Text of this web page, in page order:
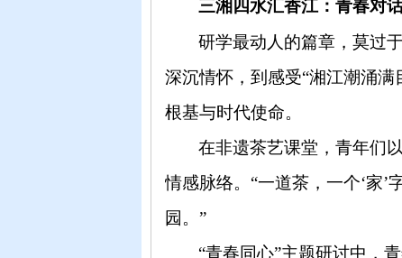
三湘四水汇香江：青春对
研学最动人的篇章，莫过
深沉情怀，到感受“湘江潮涌
根基与时代使命。
在非遗茶艺课堂，青年们
情感脉络。“一道茶，一个‘家
园。”
“青春同心”主题研讨中，